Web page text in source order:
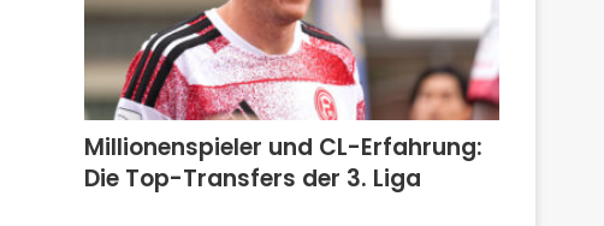
Millionenspieler und CL-Erfahrung:
Die Top-Transfers der 3. Liga